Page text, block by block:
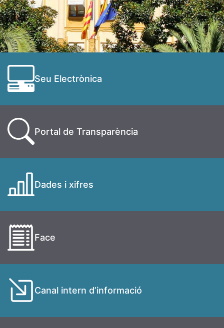
Seu Electrònica
Portal de Transparència
Dades i xifres
Face
Canal intern d’informació